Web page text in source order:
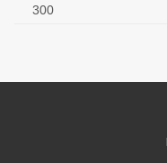
300